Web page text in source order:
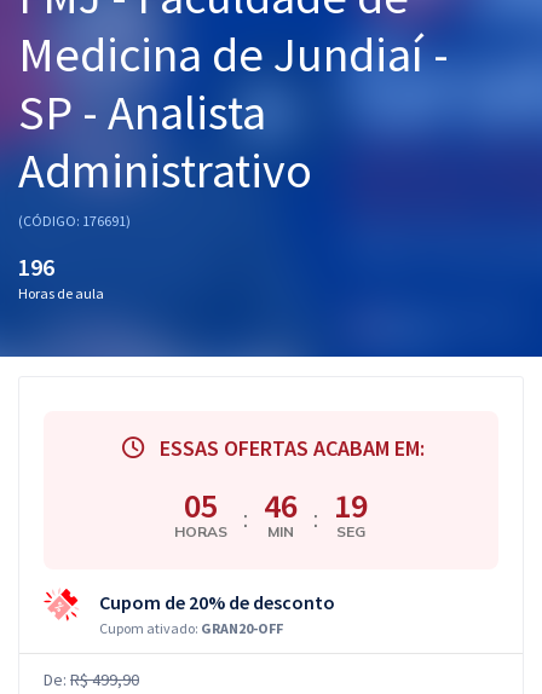
Graduação
Mentorias
Conteúdo gratuito
Atendimento
Medicina de Jundiaí -
SP - Analista
Administrativo
(CÓDIGO: 176691)
196
Horas de aula
ESSAS OFERTAS ACABAM EM:
05
HORAS : 46
MIN : 18
SEG
Cupom de 20% de desconto
Cupom ativado: GRAN20-OFF
De: R$ 499,90